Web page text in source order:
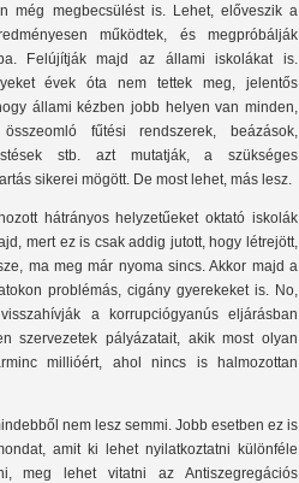
még megbecsülést is. Lehet, előveszik a
működtek, és megpróbálják
Felújítják majd az állami iskolákat is.
évek óta nem tettek meg, jelentős
állami kézben jobb helyen van minden,
fűtési rendszerek, beázások,
stb. azt mutatják, a szükséges
sikerei mögött. De most lehet, más lesz.
hátrányos helyzetűeket oktató iskolák
mert ez is csak addig jutott, hogy létrejött,
ma meg már nyoma sincs. Akkor majd a
problémás, cigány gyerekeket is. No,
a korrupciógyanús eljárásban
szervezetek pályázatait, akik most olyan
millióért, ahol nincs is halmozottan
nem lesz semmi. Jobb esetben ez is
amit ki lehet nyilatkoztatni különféle
meg lehet vitatni az Antiszegregációs